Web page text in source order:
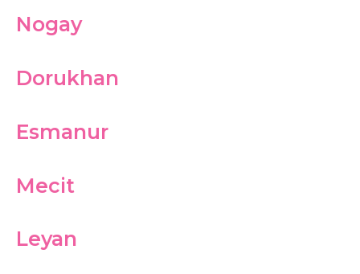
Nogay
Dorukhan
Esmanur
Mecit
Leyan